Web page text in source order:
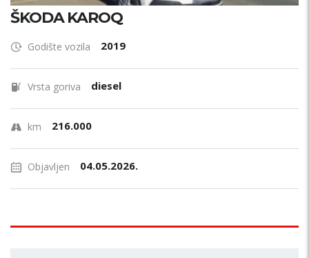
ŠKODA KAROQ
Godište vozila 2019
Vrsta goriva diesel
km 216.000
Objavljen 04.05.2026.